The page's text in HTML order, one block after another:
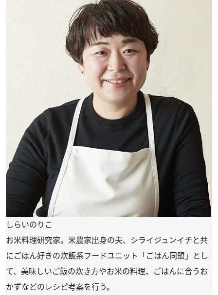
しらいのりこ
お米料理研究家。米農家出身の夫、シライジュンイチと共
にごはん好きの炊飯系フードユニット「ごはん同盟」とし
て、美味しいご飯の炊き方やお米の料理、ごはんに合うお
かずなどのレシピ考案を行う。